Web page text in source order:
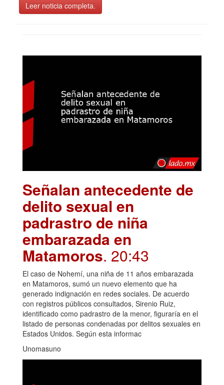
Leer noticia completa.
Señalan antecedente de
delito sexual en
padrastro de niña
embarazada en
Matamoros. 20:43
El caso de Nohemí, una niña de 11 años embarazada
en Matamoros, sumó un nuevo elemento que ha
generado indignación en redes sociales. De acuerdo
con registros públicos consultados, Sirenio Ruiz,
identificado como padrastro de la menor, figuraría en el
listado de personas condenadas por delitos sexuales en
Estados Unidos. Según esta informac
Unomasuno